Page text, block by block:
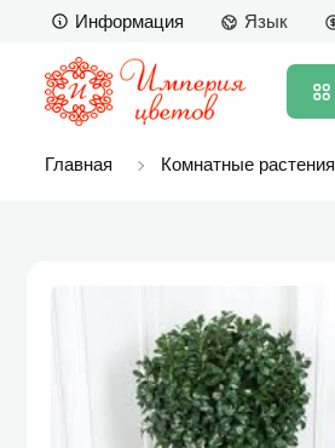
Информация Язык
Главная Комнатные растения